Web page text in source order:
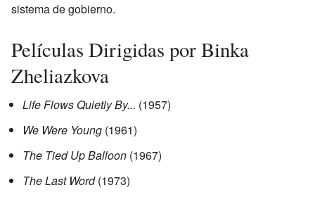
sistema de gobierno.
Películas Dirigidas por Binka
Zheliazkova
Life Flows Quietly By... (1957)
We Were Young (1961)
The Tied Up Balloon (1967)
The Last Word(1973)